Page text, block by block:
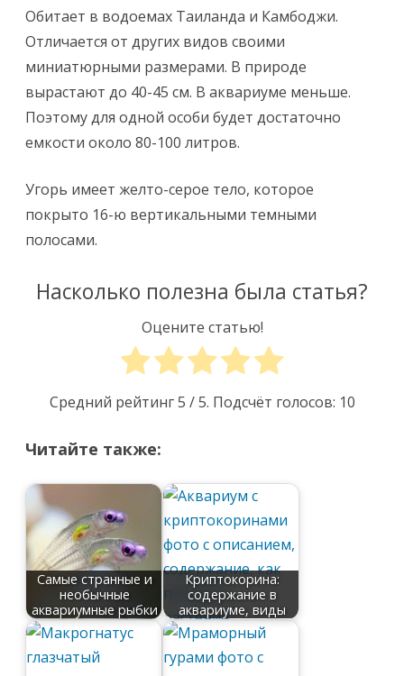
Обитает в водоемах Таиланда и Камбоджи.
Отличается от других видов своими
миниатюрными размерами. В природе
вырастают до 40-45 см. В аквариуме меньше.
Поэтому для одной особи будет достаточно
емкости около 80-100 литров.
Угорь имеет желто-серое тело, которое
покрыто 16-ю вертикальными темными
полосами.
Насколько полезна была статья?
Оцените статью!
Средний рейтинг5 / 5. Подсчёт голосов: 10
Читайте также:
Самые странные и
необычные
аквариумные рыбки
Криптокорина:
содержание в
аквариуме, виды